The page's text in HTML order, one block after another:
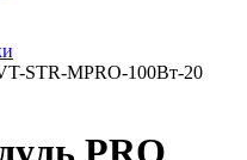
STR-MPRO-100Вт-20